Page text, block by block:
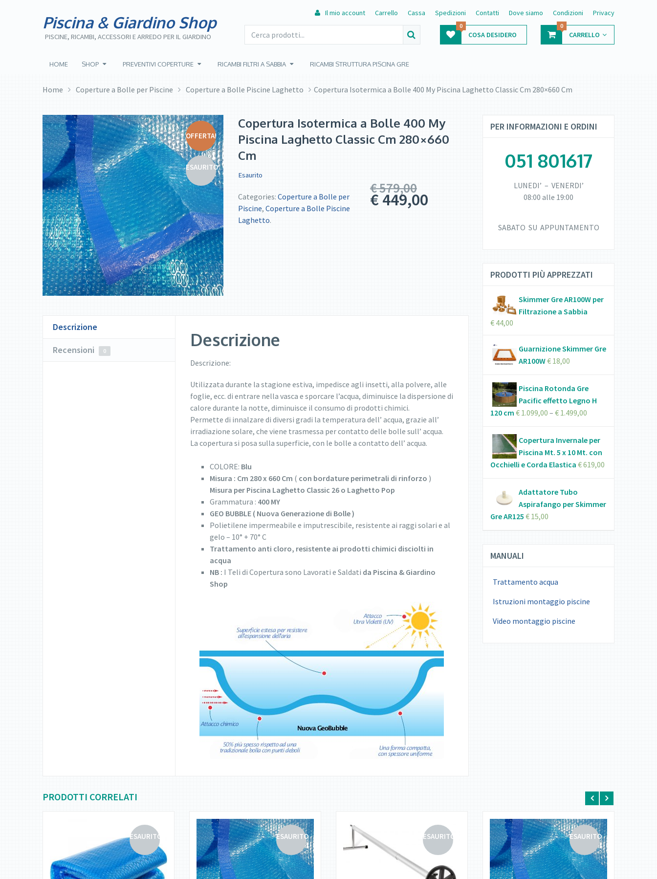
Piscina & Giardino Shop
PISCINE, RICAMBI, ACCESSORI E ARREDO PER IL GIARDINO
Il mio account Carrello Cassa Spedizioni Contatti Dove siamo Condizioni Privacy
COSA DESIDERO
0
CARRELLO
0
HOME SHOP PREVENTIVI COPERTURE RICAMBI FILTRI A SABBIA RICAMBI STRUTTURA PISCINA GRE
Home Coperture a Bolle per Piscine Coperture a Bolle Piscine Laghetto Copertura Isotermica a Bolle 400 My Piscina Laghetto Classic Cm 280×660 Cm
OFFERTA!
ESAURITO
Copertura Isotermica a Bolle 400 My
Piscina Laghetto Classic Cm 280×660
Cm
€579,00
€449,00
Esaurito
Categories: Coperture a Bolle per
Piscine, Coperture a Bolle Piscine
Laghetto.
Descrizione
Recensioni 0
Descrizione
Descrizione:
Utilizzata durante la stagione estiva, impedisce agli insetti, alla polvere, alle
foglie, ecc. di entrare nella vasca e sporcare l’acqua, diminuisce la dispersione di
calore durante la notte, diminuisce il consumo di prodotti chimici.
Permette di innalzare di diversi gradi la temperatura dell’ acqua, grazie all’
irradiazione solare, che viene trasmessa per contatto delle bolle sull’ acqua.
La copertura si posa sulla superficie, con le bolle a contatto dell’ acqua.
COLORE: Blu
Misura : Cm 280 x 660 Cm ( con bordature perimetrali di rinforzo )
Misura per Piscina Laghetto Classic 26 o Laghetto Pop
Grammatura : 400 MY
GEO BUBBLE ( Nuova Generazione di Bolle )
Polietilene impermeabile e imputrescibile, resistente ai raggi solari e al
gelo – 10° + 70° C
Trattamento anti cloro, resistente ai prodotti chimici disciolti in
acqua
NB : I Teli di Copertura sono Lavorati e Saldati da Piscina & Giardino
Shop
PER INFORMAZIONI E ORDINI
051 801617
LUNEDI’ – VENERDI’
08:00 alle 19:00
SABATO SU APPUNTAMENTO
PRODOTTI PIÙ APPREZZATI
Skimmer Gre AR100W per
Filtrazione a Sabbia
€ 44,00
Guarnizione Skimmer Gre
AR100W€ 18,00
Piscina Rotonda Gre
Pacific effetto Legno H
120 cm € 1.099,00 –€ 1.499,00
Copertura Invernale per
Piscina Mt. 5 x 10 Mt. con
Occhielli e Corda Elastica €619,00
Adattatore Tubo
Aspirafango per Skimmer
Gre AR125 € 15,00
MANUALI
Trattamento acqua
Istruzioni montaggio piscine
Video montaggio piscine
PRODOTTI CORRELATI
ESAURITO ESAURITO ESAURITO ESAURITO